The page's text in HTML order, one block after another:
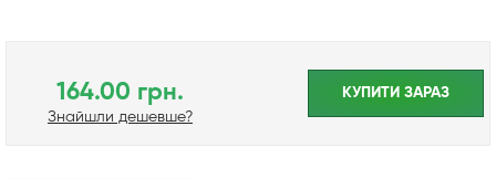
164.00 грн.
Знайшли дешевше?
КУПИТИ ЗАРАЗ